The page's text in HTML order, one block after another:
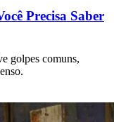
Precisa Saber
golpes comuns,